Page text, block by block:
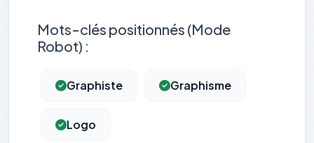
Mots-clés positionnés (Mode
Robot) :
Graphiste Graphisme
Logo